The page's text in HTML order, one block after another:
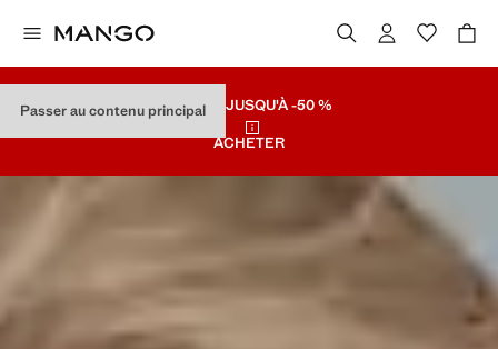
Passer au contenu principal
SOLDES JUSQU'À -50 %
ACHETER